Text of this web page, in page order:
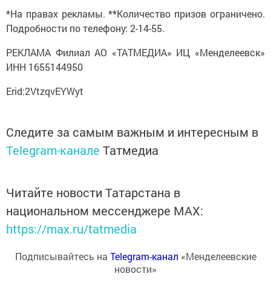
*На правах рекламы. **Количество призов ограничено.
Подробности по телефону: 2-14-55.
РЕКЛАМА Филиал АО «ТАТМЕДИА» ИЦ «Менделеевск»
ИНН 1655144950
Erid:2VtzqvEYWyt
Следите за самым важным и интересным в
Telegram-канале Татмедиа
Читайте новости Татарстана в
национальном мессенджере MАХ:
https://max.ru/tatmedia
Подписывайтесь на Telegram-канал «Менделеевские
новости»